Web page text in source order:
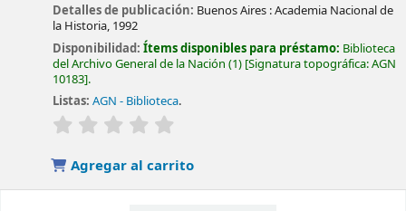
Detalles de publicación: Buenos Aires :Academia Nacional de
la Historia, 1992
Disponibilidad:Ítems disponibles para préstamo: Biblioteca
del Archivo General de la Nación (1) Signatura topográfica:AGN
10183 .
Listas: AGN - Biblioteca.
valoración
Agregar al carrito